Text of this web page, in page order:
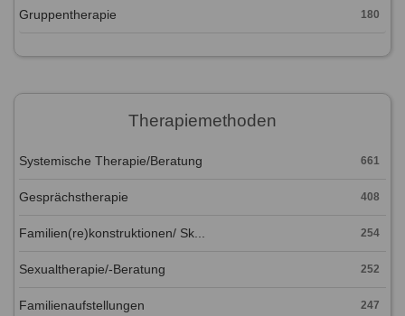
Gruppentherapie 180
Therapiemethoden
Systemische Therapie/Beratung 661
Gesprächstherapie 408
Familien(re)konstruktionen/ Sk... 254
Sexualtherapie/-Beratung 252
Familienaufstellungen 247